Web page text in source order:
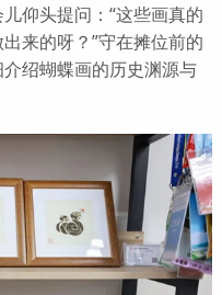
仰头提问：“这些画真的
来的呀？”守在摊位前的
绍蝴蝶画的历史渊源与